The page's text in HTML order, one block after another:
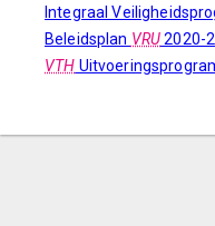
Integraal
Beleidsplan VRU2020-
VTH